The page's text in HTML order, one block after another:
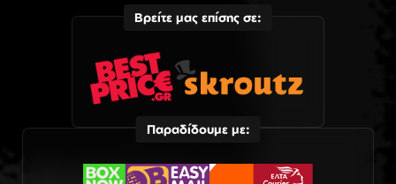
Βρείτε μας επίσης σε:
Παραδίδουμε με: